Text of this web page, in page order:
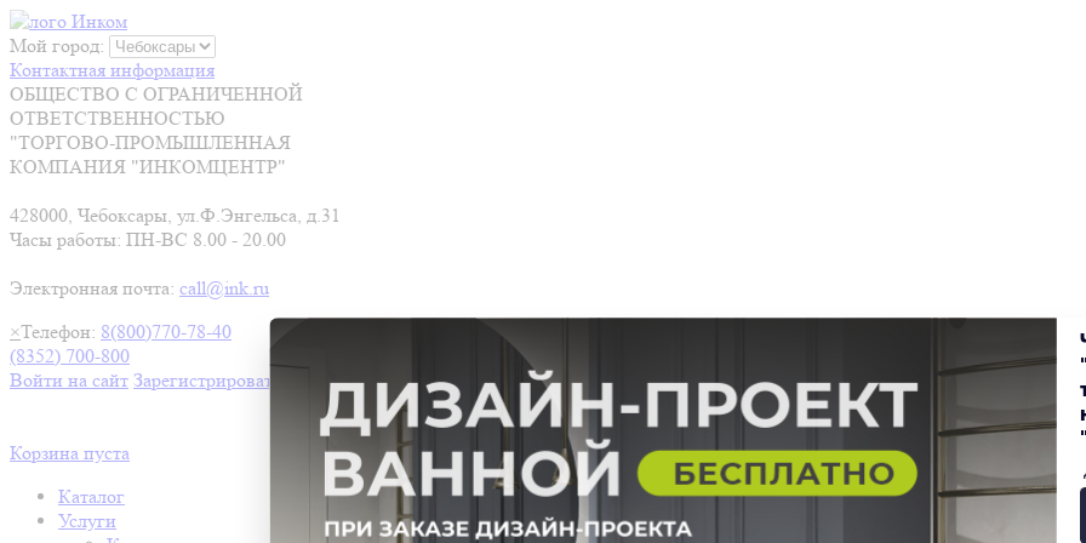
Мой город:
Контактная информация
ОБЩЕСТВО С ОГРАНИЧЕННОЙ
ОТВЕТСТВЕННОСТЬЮ
"ТОРГОВО-ПРОМЫШЛЕННАЯ
КОМПАНИЯ "ИНКОМЦЕНТР"
428000, Чебоксары, ул.Ф.Энгельса, д.31
Часы работы: ПН-ВС 8.00 - 20.00
Электронная почта: call@ink.ru
×Телефон: 8(800)770-78-40
(8352) 700-800
Войти на сайт Зарегистрироваться
Корзина пуста
Каталог
Услуги